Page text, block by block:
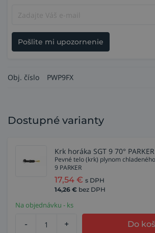
Pošlite mi upozornenie
Obj. číslo PWP9FX
Dostupné varianty
Krk horáka SGT 9 70° PARKER
Pevné telo (krk) plynom
9 PARKER
17,54 € s DPH
14,26 € bez DPH
Na objednávku - ks
- + Do